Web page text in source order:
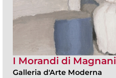
I Morandi di Magnani
Galleria d'Arte Moderna